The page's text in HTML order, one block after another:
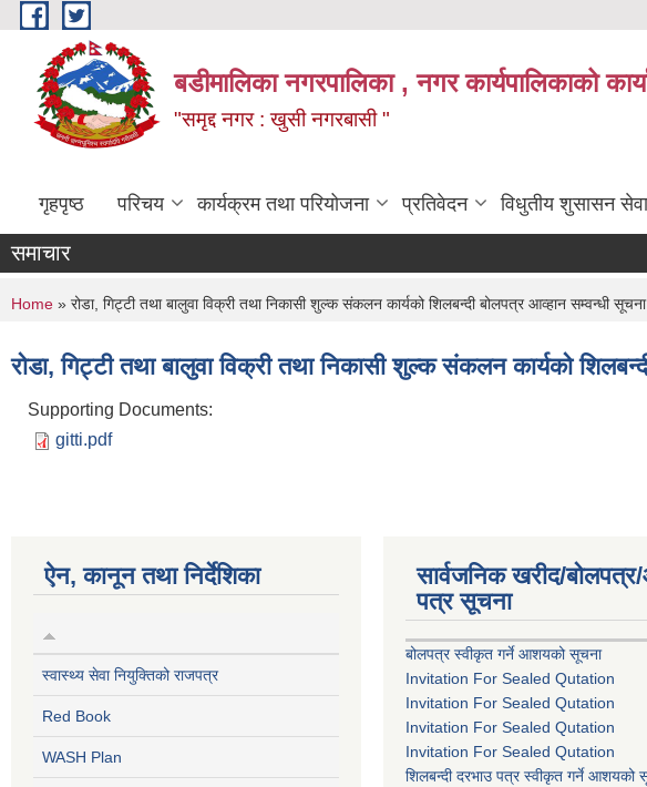
Skip to main content
बडीमालिका नगरपालिका , नगर कार्यपालिकाको
"समृद्द नगर : खुसी नगरबासी "
गृहपृष्ठ परिचय कार्यक्रम तथा परियोजना प्रतिवेदन विधुतीय शुसासन सेवा
समाचार
You are here
Home » रोडा, गिट्टी तथा बालुवा विक्री तथा निकासी शुल्क संकलन कार्यको शिलबन्दी बोलपत्र आव्हान सम्वन्धी सूचना
रोडा, गिट्टी तथा बालुवा विक्री तथा निकासी शुल्क संकलन कार्यको
Supporting Documents:
gitti.pdf
ऐन, कानून तथा निर्देशिका
स्वास्थ्य सेवा नियुक्तिको राजपत्र
Red Book
WASH Plan
सार्वजनिक खरीद/
पत्र सूचना
बोलपत्र स्वीकृत गर्ने आशयको सूचना
Invitation For Sealed Qutation
Invitation For Sealed Qutation
Invitation For Sealed Qutation
Invitation For Sealed Qutation
शिलबन्दी दरभाउ पत्र स्वीकृत गर्ने आशयको